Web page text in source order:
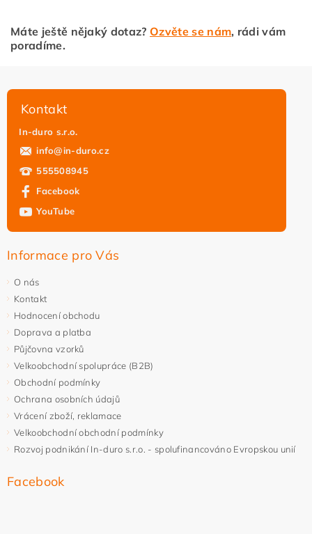
Máte ještě nějaký dotaz?Ozvěte se nám, rádi vám
poradíme.
Kontakt
In-duro s.r.o.
info@in-duro.cz
555508945
Facebook
YouTube
Informace pro Vás
O nás
Kontakt
Hodnocení obchodu
Doprava a platba
Půjčovna vzorků
Velkoobchodní spolupráce (B2B)
Obchodní podmínky
Ochrana osobních údajů
Vrácení zboží, reklamace
Velkoobchodní obchodní podmínky
Rozvoj podnikání In-duro s.r.o. - spolufinancováno Evropskou unií
Facebook